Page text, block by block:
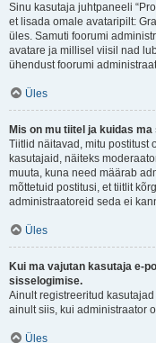
Sinu kasutaja juhtpaneeli
et lisada omale avataripilt:
üles. Samuti foorumi
avatare ja millisel viisil nad
ühendust foorumi
Üles
Mis on mu tiitel ja kuidas
Tiitlid näitavad, mitu postitust
kasutajaid, näiteks
muuta, kuna need määrab
mõttetuid postitusi, et tiitlit
administraatoreid seda ei
Üles
Kui ma vajutan kasutaja e-
sisselogimise.
Ainult registreeritud
ainult siis, kui administraator
Üles